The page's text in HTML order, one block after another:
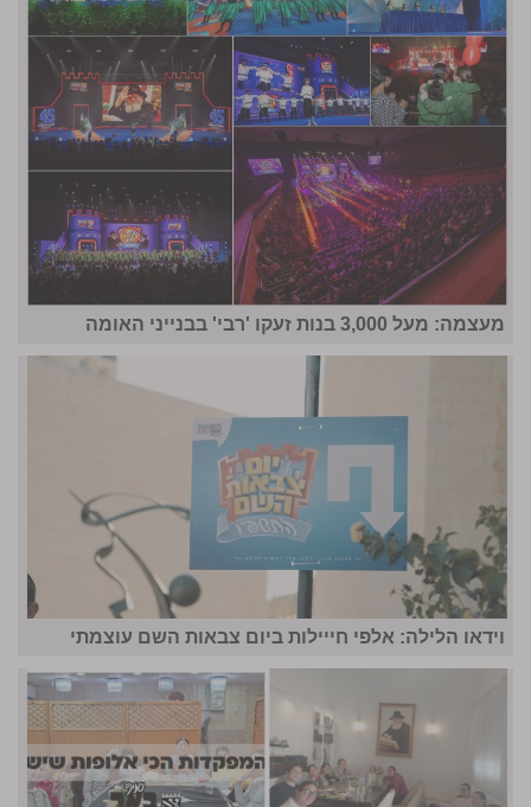
מעצמה: מעל 3,000 בנות זעקו 'רבי' בבנייני האומה
וידאו הלילה: אלפי חייילות ביום צבאות השם עוצמתי